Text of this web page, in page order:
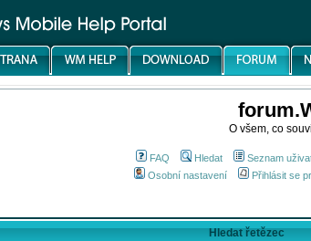
O všem, co
FAQ Hledat Seznam
Osobní nastavení
Přihlásit se
Hledat řetězec